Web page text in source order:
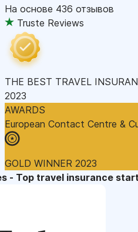
На основе 436 отзывов
Truste Reviews
THE BEST TRAVEL
2023
AWARDS
European Contact Centre &
GOLD WINNER 2023
- Top travel insurance